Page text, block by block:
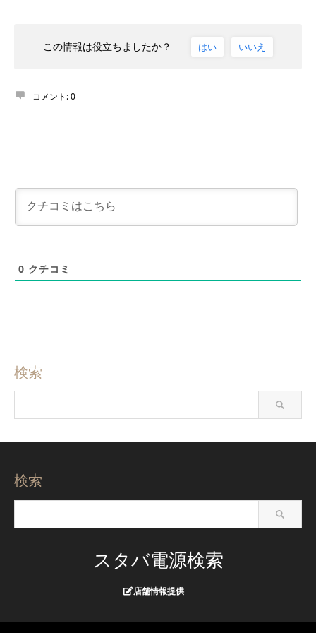
この情報は役立ちましたか？ はい いいえ
コメント:0
0 クチコミ
検索
検索
スタバ電源検索
店舗情報提供